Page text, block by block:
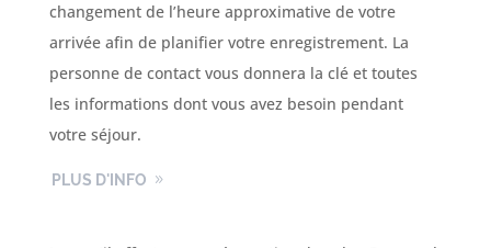
changement de l’heure approximative de votre
arrivée afin de planifier votre enregistrement. La
personne de contact vous donnera la clé et toutes
les informations dont vous avez besoin pendant
votre séjour.
PLUS D'INFO